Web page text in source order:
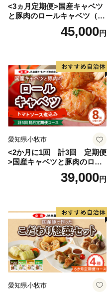
<3ヵ月定期便>国産キャベツ
と豚肉のロールキャベツ（6P
45,000円
愛知県小牧市
<2か月に1回 計3回 定期便
>国産キャベツと豚肉のロー
ルキャベツ（4P入り）
39,000円
愛知県小牧市